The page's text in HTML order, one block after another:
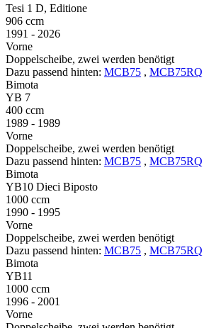
Tesi 1 D, Editione
906 ccm
1991 - 2026
Vorne
Doppelscheibe, zwei werden benötigt
Dazu passend hinten: MCB75 , MCB75RQ
Bimota
YB 7
400 ccm
1989 - 1989
Vorne
Doppelscheibe, zwei werden benötigt
Dazu passend hinten: MCB75 , MCB75RQ
Bimota
YB10 Dieci Biposto
1000 ccm
1990 - 1995
Vorne
Doppelscheibe, zwei werden benötigt
Dazu passend hinten: MCB75 , MCB75RQ
Bimota
YB11
1000 ccm
1996 - 2001
Vorne